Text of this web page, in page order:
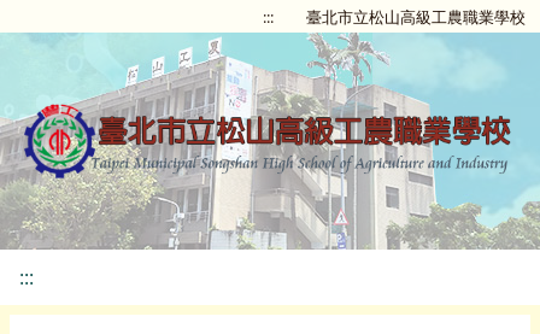
::: 臺北市立松山高級工農職業學校
:::